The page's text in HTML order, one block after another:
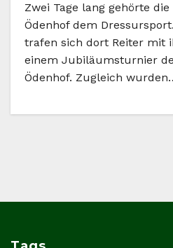
Zwei Tage lang gehörte
Ödenhof dem
trafen sich dort Reiter mit
einem Jubiläumsturnier
Ödenhof. Zugleich